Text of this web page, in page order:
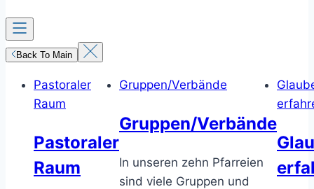
Back To Main
Pastoraler
Raum
Pastoraler
Raum
Gruppen/Verbände
Gruppen/Verbände
In unseren zehn Pfarreien
sind viele Gruppen und